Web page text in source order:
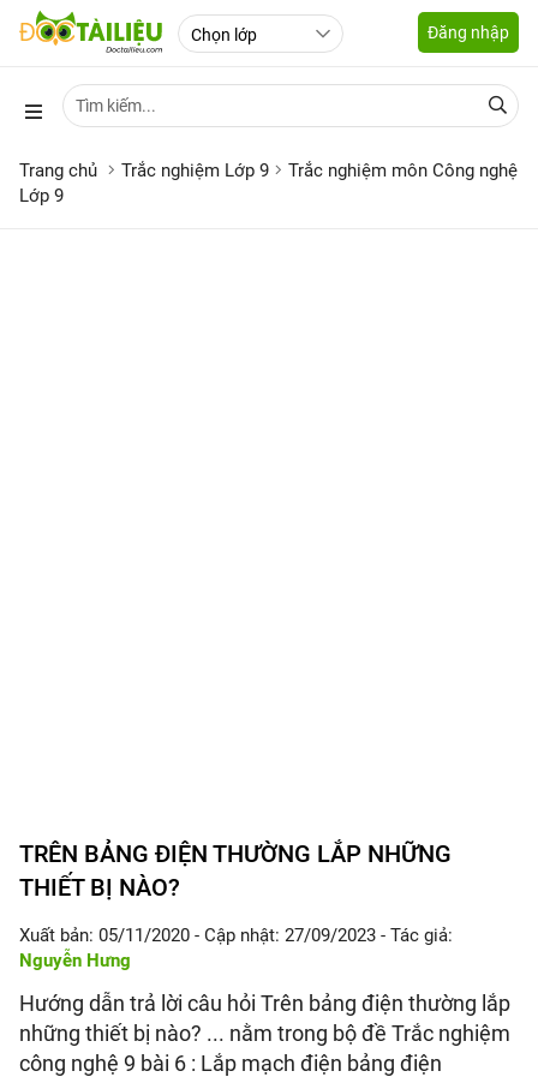
Đăng nhập
Trang chủ Trắc nghiệm Lớp 9
Trắc nghiệm môn Công nghệ
Lớp 9
TRÊN BẢNG ĐIỆN THƯỜNG LẮP NHỮNG
THIẾT BỊ NÀO?
Xuất bản: 05/11/2020 - Cập nhật: 27/09/2023 - Tác giả:
Nguyễn Hưng
Hướng dẫn trả lời câu hỏi Trên bảng điện thường lắp
những thiết bị nào? ... nằm trong bộ đề Trắc nghiệm
công nghệ 9 bài 6 : Lắp mạch điện bảng điện